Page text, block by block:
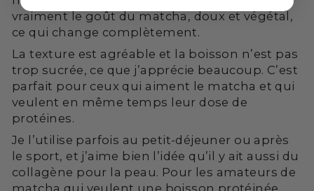
vraiment le goût du matcha, doux et végétal,
ce qui change complètement.
La texture est agréable et la boisson n’est pas
trop sucrée, ce que j’apprécie beaucoup. C’est
parfait pour ceux qui aiment le matcha et qui
veulent en même temps leur dose de
protéines.
Je l’utilise parfois au petit-déjeuner ou après
le sport, et j’aime bien l’idée qu’il y ait aussi du
collagène pour la peau. Pour les amateurs de